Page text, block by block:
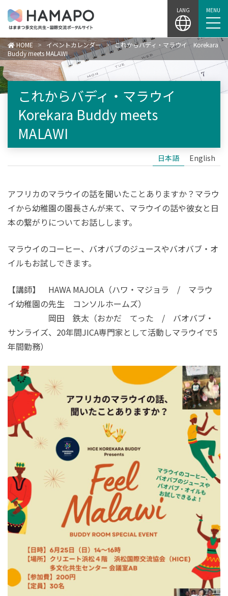
to
content
LANG MENU
HOME > イベントカレンダー > これからバディ・マラウイ Korekara
Buddy meets MALAWI
これからバディ・マラウイ
Korekara Buddy meets
MALAWI
日本語 English
アフリカのマラウイの話を聞いたことありますか？マラウ
イから幼稚園の園長さんが来て、マラウイの話や彼女と日
本の繋がりについてお話しします。
マラウイのコーヒー、バオバブのジュースやバオバブ・オ
イルもお試しできます。
【講師】 HAWA MAJOLA（ハワ・マジョラ / マラウ
イ幼稚園の先生 コンソルホームズ）
岡田 鉄太（おかだ てった / バオバブ・
サンライズ、20年間JICA専門家として活動しマラウイで5
年間勤務）